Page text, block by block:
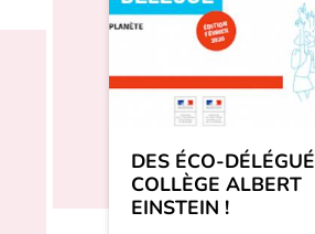
DES ÉCO-
COLLÈGE ALBERT
EINSTEIN !